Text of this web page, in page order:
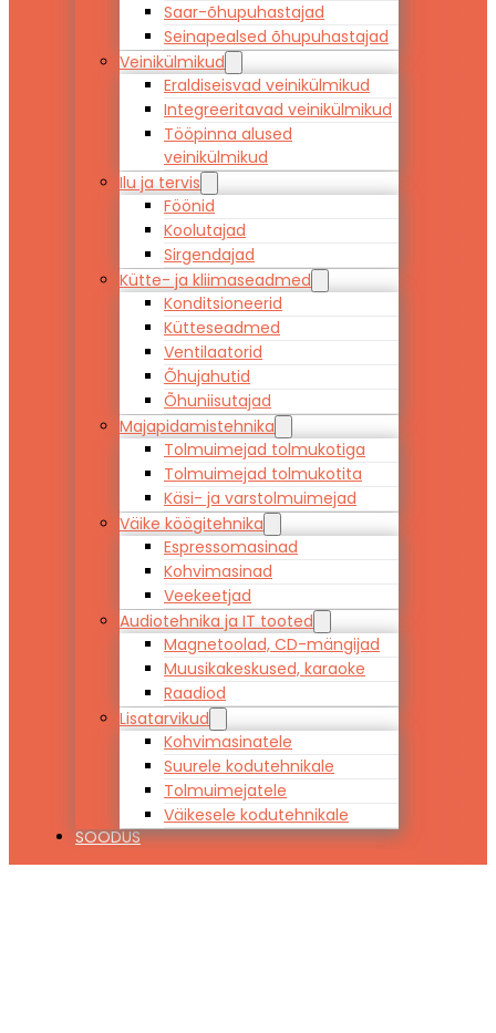
Saar-õhupuhastajad
Seinapealsed õhupuhastajad
Veinikülmikud
Eraldiseisvad veinikülmikud
Integreeritavad veinikülmikud
Tööpinna alused
veinikülmikud
Ilu ja tervis
Föönid
Koolutajad
Sirgendajad
Kütte- ja kliimaseadmed
Konditsioneerid
Kütteseadmed
Ventilaatorid
Õhujahutid
Õhuniisutajad
Majapidamistehnika
Tolmuimejad tolmukotiga
Tolmuimejad tolmukotita
Käsi- ja varstolmuimejad
Väike köögitehnika
Espressomasinad
Kohvimasinad
Veekeetjad
Audiotehnika ja IT tooted
Magnetoolad, CD-mängijad
Muusikakeskused, karaoke
Raadiod
Lisatarvikud
Kohvimasinatele
Suurele kodutehnikale
Tolmuimejatele
Väikesele kodutehnikale
SOODUS